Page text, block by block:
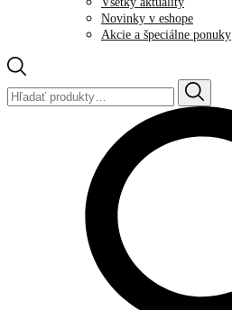
Novinky v eshope
Akcie a špeciálne ponuky
Hľadať: